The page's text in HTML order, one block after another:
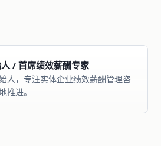
/ 首席绩效薪酬专家
人，专注实体企业绩效薪酬管理咨
推进。